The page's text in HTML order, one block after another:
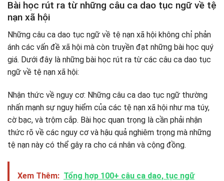
Bài học rút ra từ những câu ca dao tục ngữ về tệ
nạn xã hội
Những câu ca dao tục ngữ về tệ nạn xã hội không chỉ phản
ánh các vấn đề xã hội mà còn truyền đạt những bài học quý
giá. Dưới đây là những bài học rút ra từ các câu ca dao tục
ngữ về tệ nạn xã hội:
Nhận thức về nguy cơ: Những câu ca dao tục ngữ thường
nhấn mạnh sự nguy hiểm của các tệ nạn xã hội như ma túy,
cờ bạc, và trộm cắp. Bài học quan trọng là cần phải nhận
thức rõ về các nguy cơ và hậu quả nghiêm trọng mà những
tệ nạn này có thể gây ra cho cá nhân và cộng đồng.
Xem Thêm: Tổng hợp 100+ câu ca dao, tục ngữ